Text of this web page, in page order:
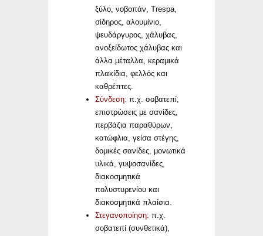
ξύλο, νοβοπάν, Trespa,
σίδηρος, αλουμίνιο,
ψευδάργυρος, χάλυβας,
ανοξείδωτος χάλυβας και
άλλα μέταλλα, κεραμικά
πλακίδια, φελλός και
καθρέπτες.
Σύνδεση: π.χ. σοβατεπί,
επιστρώσεις με σανίδες,
περβάζια παραθύρων,
κατώφλια, γείσα στέγης,
δομικές σανίδες, μονωτικά
υλικά, γυψοσανίδες,
διακοσμητικά
πολυστυρενίου και
διακοσμητικά πλαίσια.
Στεγανοποίηση: π.χ.
σοβατεπί (συνθετικά),